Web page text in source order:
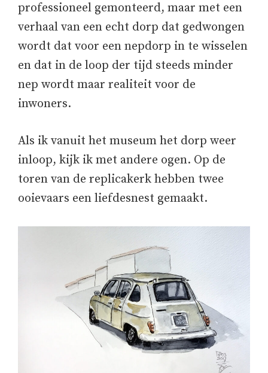
professioneel gemonteerd, maar met een
verhaal van een echt dorp dat gedwongen
wordt dat voor een nepdorp in te wisselen
en dat in de loop der tijd steeds minder
nep wordt maar realiteit voor de
inwoners.
Als ik vanuit het museum het dorp weer
inloop, kijk ik met andere ogen. Op de
toren van de replicakerk hebben twee
ooievaars een liefdesnest gemaakt.